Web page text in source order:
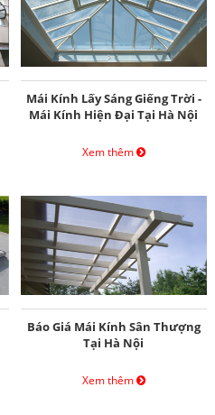
Mái Kính Lấy Sáng Giếng Trời -
Mái Kính Hiện Đại Tại Hà Nội
Xem thêm
Báo Giá Mái Kính Sân Thượng
Tại Hà Nội
Xem thêm